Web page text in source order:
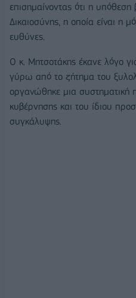
επισημαίνοντας ότι η υπόθεση
Δικαιοσύνης, η οποία είναι η
ευθύνες.
Ο κ. Μητσοτάκης έκανε λόγο
γύρω από το ζήτημα του
οργανώθηκε μια συστηματική
κυβέρνησης και του ίδιου
συγκάλυψης.